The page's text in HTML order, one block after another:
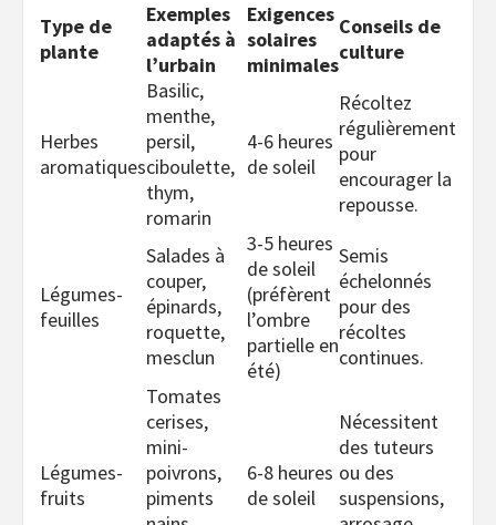
Type de
plante
Exemples
adaptés à
l’urbain
Exigences
solaires
minimales
Conseils de
culture
Herbes
aromatiques
Basilic,
menthe,
persil,
ciboulette,
thym,
romarin
4-6 heures
de soleil
Récoltez
régulièrement
pour
encourager la
repousse.
Légumes-
feuilles
Salades à
couper,
épinards,
roquette,
mesclun
3-5 heures
de soleil
(préfèrent
l’ombre
partielle en
été)
Semis
échelonnés
pour des
récoltes
continues.
Légumes-
fruits
Tomates
cerises,
mini-
poivrons,
piments
6-8 heures
de soleil
Nécessitent
des tuteurs
ou des
suspensions,